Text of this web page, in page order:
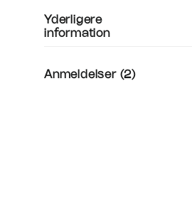
Yderligere
information
Anmeldelser (2)